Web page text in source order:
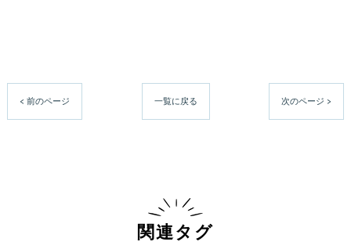
< 前のページ 一覧に戻る 次のページ >
関連タグ